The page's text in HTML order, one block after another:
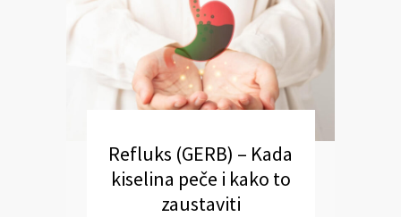
Refluks (GERB) – Kada
kiselina peče i kako to
zaustaviti